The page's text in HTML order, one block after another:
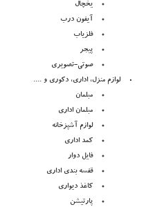
یخچال
آیفون درب
فلزیاب
پیجر
صوتی-تصویری
لوازم منزل، اداری، دکوری و ....
مبلمان
مبلمان اداری
لوازم آشپزخانه
کمد اداری
فایل دوار
قفسه بندی اداری
کاغذ دیواری
پارتیشن